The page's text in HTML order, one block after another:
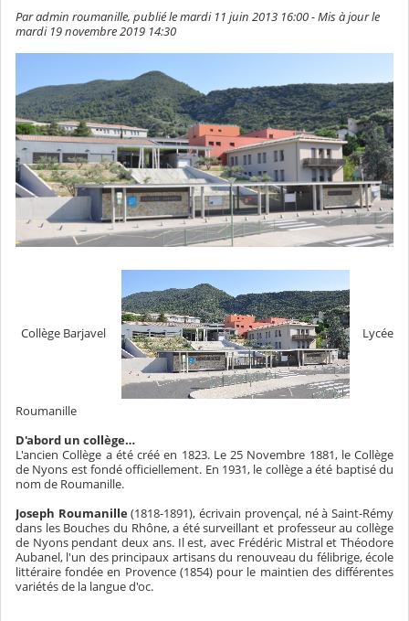
Par admin roumanille, publié le mardi 11 juin 2013 16:00 - Mis à jour le
mardi 19 novembre 2019 14:30
Collège Barjavel Lycée
Roumanille
D'abord un collège…
L'ancien Collège a été créé en 1823. Le 25 Novembre 1881, le Collège
de Nyons est fondé officiellement. En 1931, le collège a été baptisé du
nom de Roumanille.
Joseph Roumanille(1818-1891), écrivain provençal, né à Saint-Rémy
dans les Bouches du Rhône, a été surveillant et professeur au collège
de Nyons pendant deux ans. Il est, avec Frédéric Mistral et Théodore
Aubanel, l'un des principaux artisans du renouveau du félibrige, école
littéraire fondée en Provence (1854) pour le maintien des différentes
variétés de la langue d'oc.